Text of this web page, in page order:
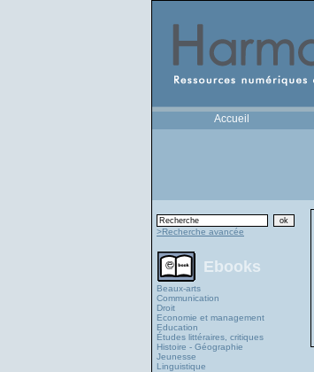
Accueil
>Recherche avancée
Ebooks
Beaux-arts
Communication
Droit
Economie et management
Education
Études littéraires, critiques
Histoire - Géographie
Jeunesse
Linguistique